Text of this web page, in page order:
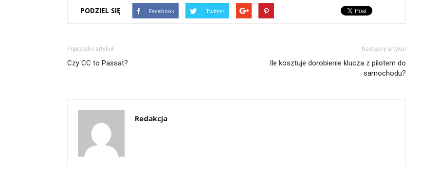
PODZIEL SIĘ Facebook Twitter
Poprzedni artykuł
Czy CC to Passat?
Następny artykuł
Ile kosztuje dorobienie klucza z pilotem do
samochodu?
Redakcja